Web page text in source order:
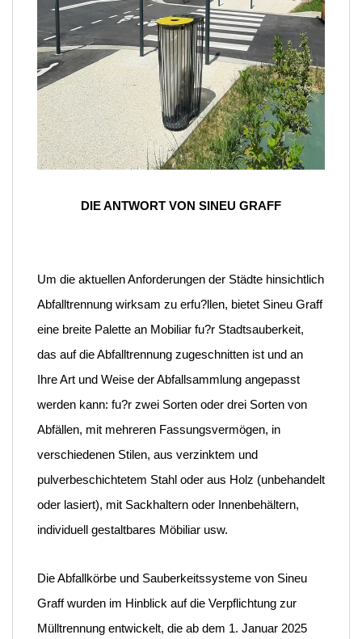
DIE ANTWORT VON SINEU GRAFF
Um die aktuellen Anforderungen der Städte hinsichtlich
Abfalltrennung wirksam zu erfu?llen, bietet Sineu Graff
eine breite Palette an Mobiliar fu?r Stadtsauberkeit,
das auf die Abfalltrennung zugeschnitten ist und an
Ihre Art und Weise der Abfallsammlung angepasst
werden kann: fu?r zwei Sorten oder drei Sorten von
Abfällen, mit mehreren Fassungsvermögen, in
verschiedenen Stilen, aus verzinktem und
pulverbeschichtetem Stahl oder aus Holz (unbehandelt
oder lasiert), mit Sackhaltern oder Innenbehältern,
individuell gestaltbares Möbiliar usw.
Die Abfallkörbe und Sauberkeitssysteme von Sineu
Graff wurden im Hinblick auf die Verpflichtung zur
Mülltrennung entwickelt, die ab dem 1. Januar 2025